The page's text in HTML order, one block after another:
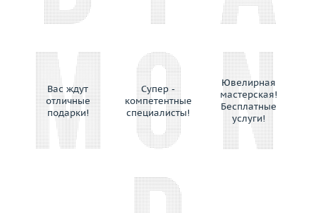
Вас ждут
отличные
подарки!
Супер -
компетентные
специалисты!
Ювелирная
мастерская!
Бесплатные
услуги!